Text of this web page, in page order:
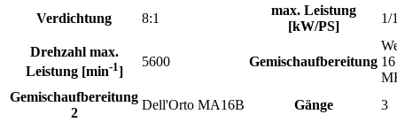
Verdichtung
8:1
max. Leistung
[kW/PS]
1/
Drehzahl max.
Leistung [min-1]
5600 Gemischaufbereitung 16
Gemischaufbereitung
2
Dell'Orto MA16B Gänge 3